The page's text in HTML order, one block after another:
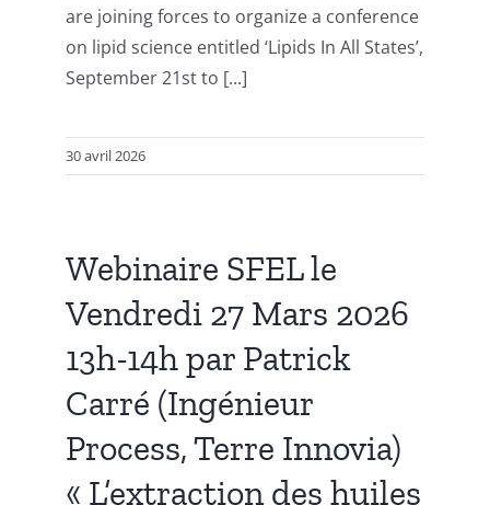
are joining forces to organize a conference
on lipid science entitled ‘Lipids In All States’,
September 21st to [...]
30 avril 2026
Webinaire SFEL le
Vendredi 27 Mars 2026
13h-14h par Patrick
Carré (Ingénieur
Process, Terre Innovia)
« L’extraction des huiles